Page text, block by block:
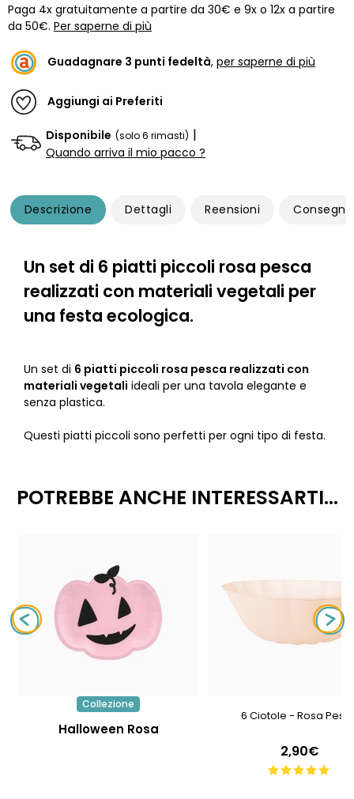
Paga 4x gratuitamente a partire da 30€ e 9x o 12x a partire
da 50€. Per saperne di più
Guadagnare 3 punti fedeltà, per saperne di più
Aggiungi ai Preferiti
Disponibile (solo 6 rimasti) |
Quando arriva il mio pacco ?
Descrizione Dettagli Reensioni Consegna
Un set di 6 piatti piccoli rosa pesca
realizzati con materiali vegetali per
una festa ecologica.
Un set di 6 piatti piccoli rosa pesca realizzati con
materiali vegetali ideali per una tavola elegante e
senza plastica.
Questi piatti piccoli sono perfetti per ogni tipo di festa.
POTREBBE ANCHE INTERESSARTI...
Collezione
Halloween Rosa
6 Ciotole - Rosa
2,90€